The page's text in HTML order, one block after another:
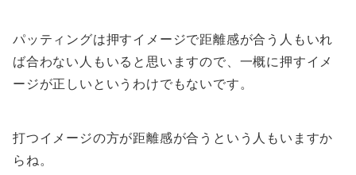
パッティングは押すイメージで距離感が合う人もいれ
ば合わない人もいると思いますので、一概に押すイメ
ージが正しいというわけでもないです。
打つイメージの方が距離感が合うという人もいますか
らね。